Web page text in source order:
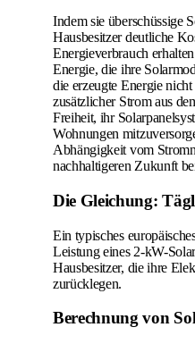
Indem sie überschüssige
Hausbesitzer deutliche
Energieverbrauch
Energie, die ihre
die erzeugte Energie
zusätzlicher Strom aus
Freiheit, ihr
Wohnungen
Abhängigkeit vom
nachhaltigeren Zukunft
Die Gleichung:
Ein typisches
Leistung eines 2-kW-
Hausbesitzer, die ihre
zurücklegen.
Berechnung von